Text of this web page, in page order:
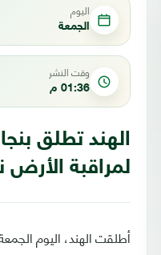
اليوم
الجمعة
وقت النشر
01:36 م
الهند تطلق
لمراقبة الأرض
أطلقت الهند، اليوم